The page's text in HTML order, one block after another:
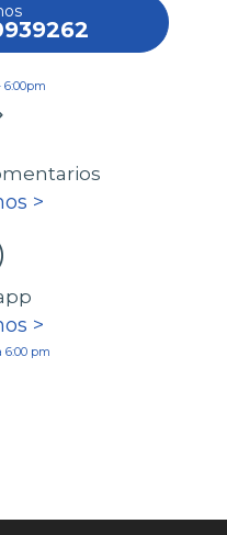
6:00pm
>
>
6:00 pm